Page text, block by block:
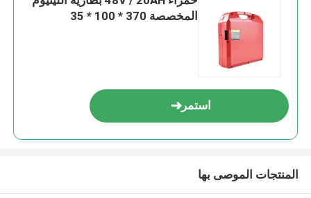
المخصصة 370 * 100 * 35
استمر
المنتجات الموصى بها